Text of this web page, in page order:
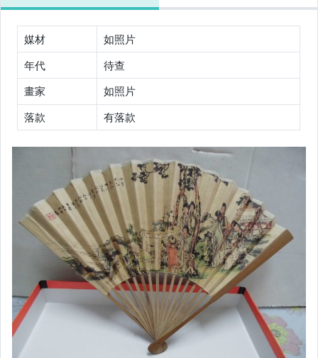
偶像、球員卡與郵幣
女裝與服飾配件
手錶與飾品配件
家電與影音視聽
美食與地方特產
媒材
如照片
年代
待查
畫家
如照片
落款
有落款